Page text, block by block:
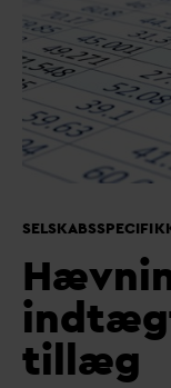
tillæg